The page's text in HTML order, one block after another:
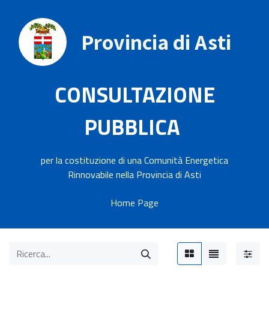
Provincia di Asti
CONSULTAZIONE
PUBBLICA
per la costituzione di una Comunità Energetica
Rinnovabile nella Provincia di Asti
Home Page